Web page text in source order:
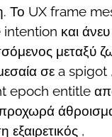
Το UX frame
και άνευ
μεταξύ
σε a
epoch entitle
,